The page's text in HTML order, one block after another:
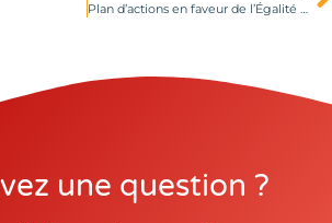
Plan d’actions en faveur de l’Égalité Qualité de Vie et Conditions au Travail (fiche financée par le FSE, la DREETS, et la DRDFE)
une question ?